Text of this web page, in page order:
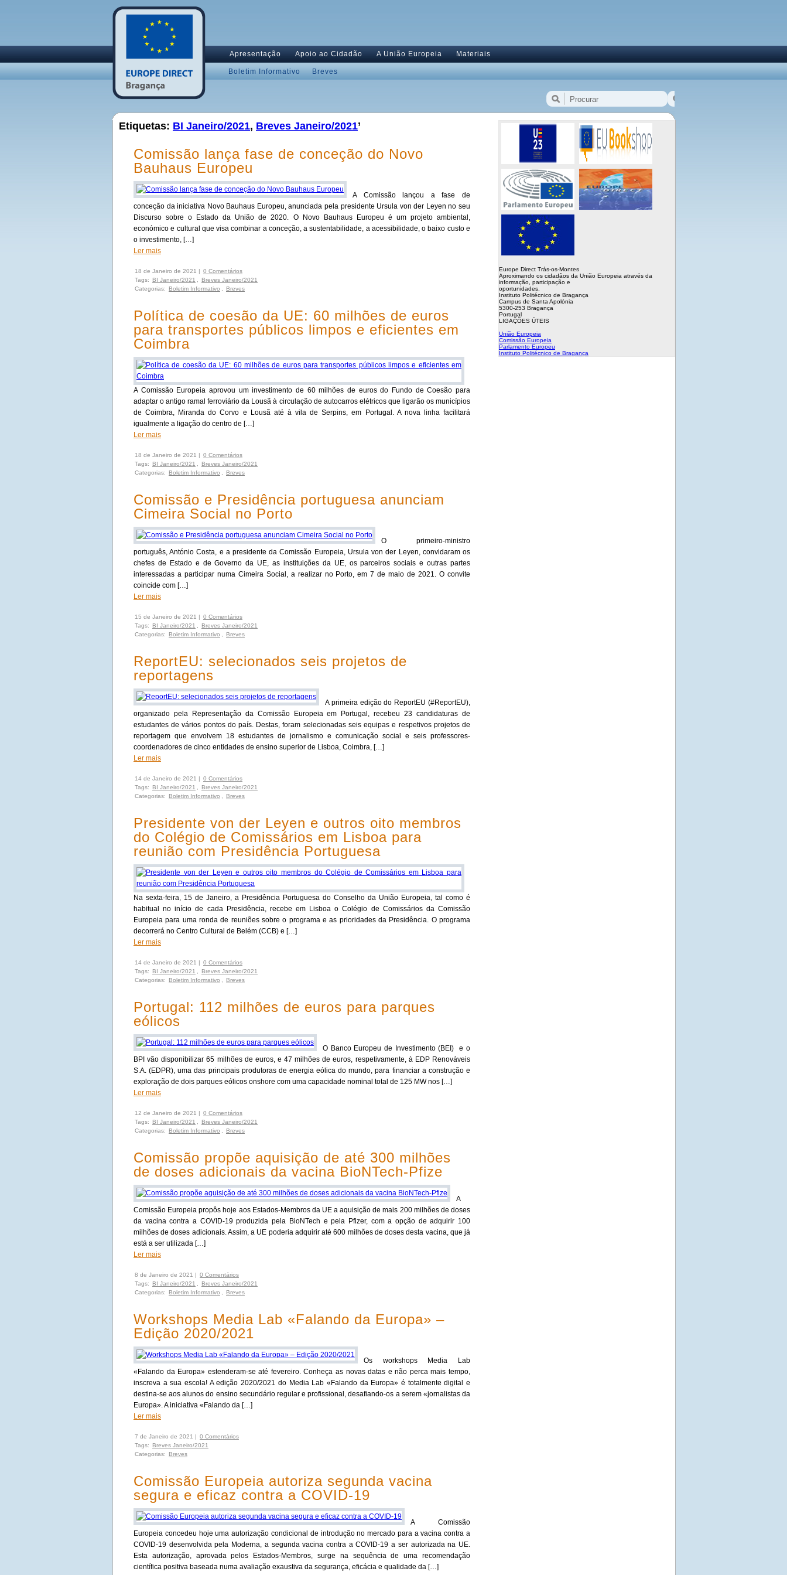
Apresentação Apoio ao Cidadão A União Europeia Materiais
Boletim Informativo Breves
Etiquetas: BI Janeiro/2021, Breves Janeiro/2021’
Comissão lança fase de conceção do Novo
Bauhaus Europeu
A Comissão lançou a fase de
conceção da iniciativa Novo Bauhaus Europeu, anunciada pela presidente Ursula von der Leyen no seu
Discurso sobre o Estado da União de 2020. O Novo Bauhaus Europeu é um projeto ambiental,
económico e cultural que visa combinar a conceção, a sustentabilidade, a acessibilidade, o baixo custo e
o investimento, […]
Ler mais
18 de Janeiro de 2021 | 0 Comentários
Tags:
BI Janeiro/2021
Breves Janeiro/2021
Categorias:
Boletim Informativo Breves
Política de coesão da UE: 60 milhões de euros
para transportes públicos limpos e eficientes em
Coimbra
A Comissão Europeia aprovou um investimento de 60 milhões de euros do Fundo de Coesão para
adaptar o antigo ramal ferroviário da Lousã à circulação de autocarros elétricos que ligarão os municípios
de Coimbra, Miranda do Corvo e Lousã até à vila de Serpins, em Portugal. A nova linha facilitará
igualmente a ligação do centro de […]
Ler mais
18 de Janeiro de 2021 | 0 Comentários
Tags:
BI Janeiro/2021
Breves Janeiro/2021
Categorias:
Boletim Informativo Breves
Comissão e Presidência portuguesa anunciam
Cimeira Social no Porto
O primeiro-ministro
português, António Costa, e a presidente da Comissão Europeia, Ursula von der Leyen, convidaram os
chefes de Estado e de Governo da UE, as instituições da UE, os parceiros sociais e outras partes
interessadas a participar numa Cimeira Social, a realizar no Porto, em 7 de maio de 2021. O convite
coincide com […]
Ler mais
15 de Janeiro de 2021 | 0 Comentários
Tags:
BI Janeiro/2021
Breves Janeiro/2021
Categorias:
Boletim Informativo Breves
ReportEU: selecionados seis projetos de
reportagens
A primeira edição do ReportEU (#ReportEU),
organizado pela Representação da Comissão Europeia em Portugal, recebeu 23 candidaturas de
estudantes de vários pontos do país. Destas, foram selecionadas seis equipas e respetivos projetos de
reportagem que envolvem 18 estudantes de jornalismo e comunicação social e seis professores-
coordenadores de cinco entidades de ensino superior de Lisboa, Coimbra, […]
Ler mais
14 de Janeiro de 2021 | 0 Comentários
Tags:
BI Janeiro/2021
Breves Janeiro/2021
Categorias:
Boletim Informativo Breves
Presidente von der Leyen e outros oito membros
do Colégio de Comissários em Lisboa para
reunião com Presidência Portuguesa
Na sexta-feira, 15 de Janeiro, a Presidência Portuguesa do Conselho da União Europeia, tal como é
habitual no início de cada Presidência, recebe em Lisboa o Colégio de Comissários da Comissão
Europeia para uma ronda de reuniões sobre o programa e as prioridades da Presidência. O programa
decorrerá no Centro Cultural de Belém (CCB) e […]
Ler mais
14 de Janeiro de 2021 | 0 Comentários
Tags:
BI Janeiro/2021
Breves Janeiro/2021
Categorias:
Boletim Informativo Breves
Portugal: 112 milhões de euros para parques
eólicos
O Banco Europeu de Investimento (BEI) e o
BPI vão disponibilizar 65 milhões de euros, e 47 milhões de euros, respetivamente, à EDP Renováveis
S.A. (EDPR), uma das principais produtoras de energia eólica do mundo, para financiar a construção e
exploração de dois parques eólicos onshore com uma capacidade nominal total de 125 MW nos […]
Ler mais
12 de Janeiro de 2021 | 0 Comentários
Tags:
BI Janeiro/2021
Breves Janeiro/2021
Categorias:
Boletim Informativo Breves
Comissão propõe aquisição de até 300 milhões
de doses adicionais da vacina BioNTech-Pfize
A
Comissão Europeia propôs hoje aos Estados-Membros da UE a aquisição de mais 200 milhões de doses
da vacina contra a COVID-19 produzida pela BioNTech e pela Pfizer, com a opção de adquirir 100
milhões de doses adicionais. Assim, a UE poderia adquirir até 600 milhões de doses desta vacina, que já
está a ser utilizada […]
Ler mais
8 de Janeiro de 2021 | 0 Comentários
Tags:
BI Janeiro/2021
Breves Janeiro/2021
Categorias:
Boletim Informativo Breves
Workshops Media Lab «Falando da Europa» –
Edição 2020/2021
Os workshops Media Lab
«Falando da Europa» estenderam-se até fevereiro. Conheça as novas datas e não perca mais tempo,
inscreva a sua escola! A edição 2020/2021 do Media Lab «Falando da Europa» é totalmente digital e
destina-se aos alunos do ensino secundário regular e profissional, desafiando-os a serem «jornalistas da
Europa». A iniciativa «Falando da […]
Ler mais
7 de Janeiro de 2021 | 0 Comentários
Tags:
Breves Janeiro/2021
Categorias:
Breves
Comissão Europeia autoriza segunda vacina
segura e eficaz contra a COVID-19
A Comissão
Europeia concedeu hoje uma autorização condicional de introdução no mercado para a vacina contra a
COVID-19 desenvolvida pela Moderna, a segunda vacina contra a COVID-19 a ser autorizada na UE.
Esta autorização, aprovada pelos Estados-Membros, surge na sequência de uma recomendação
científica positiva baseada numa avaliação exaustiva da segurança, eficácia e qualidade da […]
Europe Direct Trás-os-Montes
Aproximando os cidadãos da União Europeia através da
informação, participação e
oportunidades.
Instituto Politécnico de Bragança
Campus de Santa Apolónia
5300-253 Bragança
Portugal
LIGAÇÕES ÚTEIS
União Europeia
Comissão Europeia
Parlamento Europeu
Instituto Politécnico de Bragança